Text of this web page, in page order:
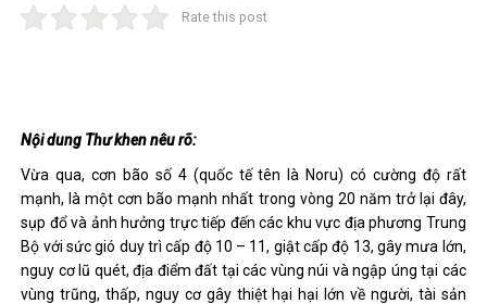
Rate this post
Nội dung Thư khen nêu rõ:
Vừa qua, cơn bão số 4 (quốc tế tên là Noru) có cường độ rất
mạnh, là một cơn bão mạnh nhất trong vòng 20 năm trở lại đây,
sụp đổ và ảnh hưởng trực tiếp đến các khu vực địa phương Trung
Bộ với sức gió duy trì cấp độ 10 – 11, giật cấp độ 13, gây mưa lớn,
nguy cơ lũ quét, địa điểm đất tại các vùng núi và ngập úng tại các
vùng trũng, thấp, nguy cơ gây thiệt hại hại lớn về người, tài sản